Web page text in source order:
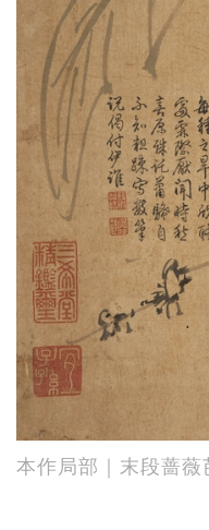
本作局部｜末段蔷